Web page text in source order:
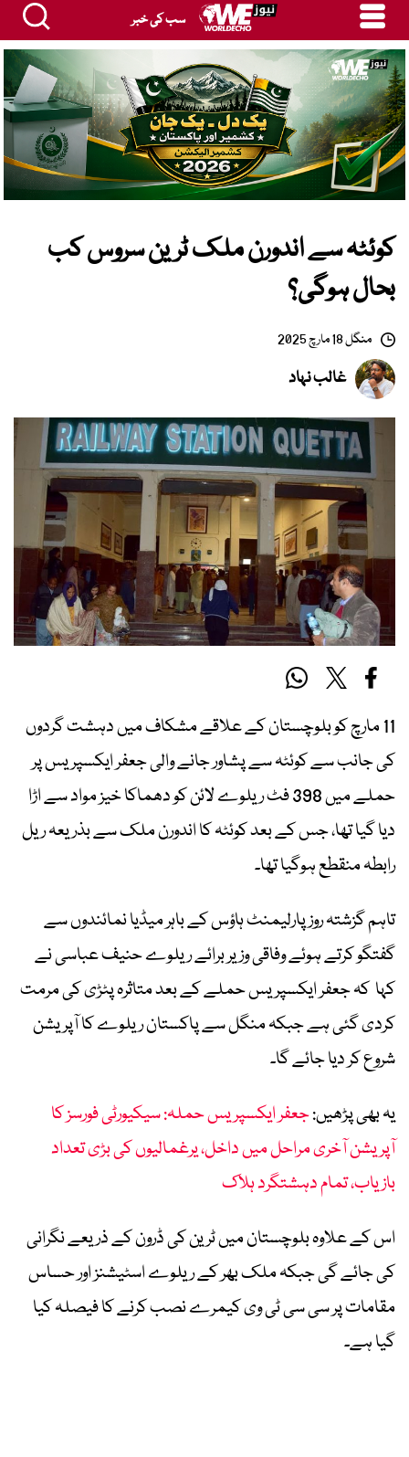
سب کی خبر
کوئٹہ سے اندورن ملک ٹرین سروس کب
بحال ہوگی؟
منگل 18 مارچ 2025
غالب نہاد
11 مارچ کو بلوچستان کے علاقے مشکاف میں دہشت گردوں
کی جانب سے کوئٹہ سے پشاور جانے والی جعفر ایکسپریس پر
حملے میں 398 فٹ ریلوے لائن کو دھماکا خیز مواد سے اڑا
دیا گیا تھا، جس کے بعد کوئٹہ کا اندورن ملک سے بذریعہ ریل
رابطہ منقطع ہوگیا تھا۔
تاہم گزشتہ روز پارلیمنٹ ہاؤس کے باہر میڈیا نمائندوں سے
گفتگو کرتے ہوئے وفاقی وزیر برائے ریلوے حنیف عباسی نے
کہا کہ جعفر ایکسپریس حملے کے بعد متاثرہ پٹڑی کی مرمت
کردی گئی ہے جبکہ منگل سے پاکستان ریلوے کا آپریشن
شروع کر دیا جائے گا۔
یہ بھی پڑھیں:جعفر ایکسپریس حملہ: سیکیورٹی فورسز کا
آپریشن آخری مراحل میں داخل، یرغمالیوں کی بڑی تعداد
بازیاب، تمام دہشتگرد ہلاک
اس کے علاوہ بلوچستان میں ٹرین کی ڈرون کے ذریعے نگرانی
کی جائے گی جبکہ ملک بھر کے ریلوے اسٹیشنز اور حساس
مقامات پر سی سی ٹی وی کیمرے نصب کرنے کا فیصلہ کیا
گیا ہے۔